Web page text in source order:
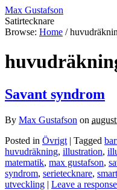
Max Gustafson
Satirtecknare
Browse: Home /
Savant syndrom
By Max Gustafson on
Posted in Övrigt | Tagged
huvudräkning, illustration,
matematik, max gustafson,
syndrom, serietecknare, smart
utveckling | Leave a response